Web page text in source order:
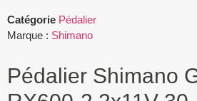
Catégorie Pédalier
Marque : Shimano
Pédalier Shimano